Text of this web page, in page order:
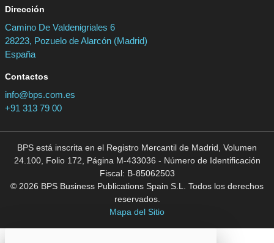
Dirección
Camino De Valdenigriales 6
28223, Pozuelo de Alarcón (Madrid)
España
Contactos
info@bps.com.es
+91 313 79 00
BPS está inscrita en el Registro Mercantil de Madrid, Volumen
24.100, Folio 172, Página M-433036 - Número de Identificación
Fiscal: B-85062503
© 2026 BPS Business Publications Spain S.L. Todos los derechos
reservados.
Mapa del Sitio